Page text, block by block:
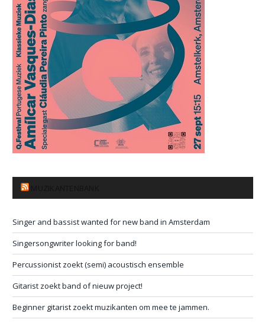
Singer and bassist wanted for new band in Amsterdam
Singersongwriter looking for band!
Percussionist zoekt (semi) acoustisch ensemble
Gitarist zoekt band of nieuw project!
Beginner gitarist zoekt muzikanten om mee te jammen.